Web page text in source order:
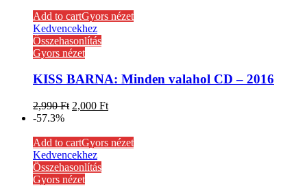
Add to cartGyors nézet
Kedvencekhez
Összehasonlítás
Gyors nézet
KISS BARNA: Minden valahol CD – 2016
2,990Ft 2,000 Ft
-57.3%
Add to cartGyors nézet
Kedvencekhez
Összehasonlítás
Gyors nézet